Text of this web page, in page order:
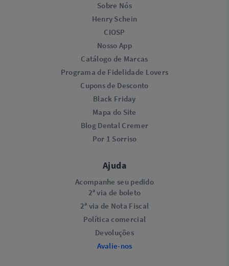
Sobre Nós
Henry Schein
CIOSP
Nosso App
Catálogo de Marcas
Programa de Fidelidade Lovers​
Cupons de Desconto
Black Friday
Mapa do Site
Blog Dental Cremer
Por 1 Sorriso
Ajuda
Acompanhe seu pedido
2ª via de boleto
2ª via de Nota Fiscal
Política comercial
Devoluções
Avalie-nos